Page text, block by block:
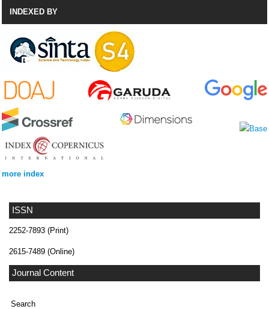
ISSN
2252-7893 (Print)
2615-7489 (Online)
Journal Content
Search
INDEXED BY
more index